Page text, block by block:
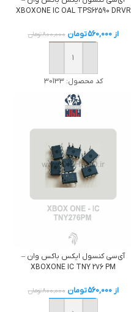
XBOXONE IC OAL TPS62590 DRVR
از560,000تومان 800,000تومان
خرید
کد محصول:30133
آی‌سی کنسول ایکس باکس وان –
XBOXONE IC TNY 276 PM
از560,000تومان 800,000تومان